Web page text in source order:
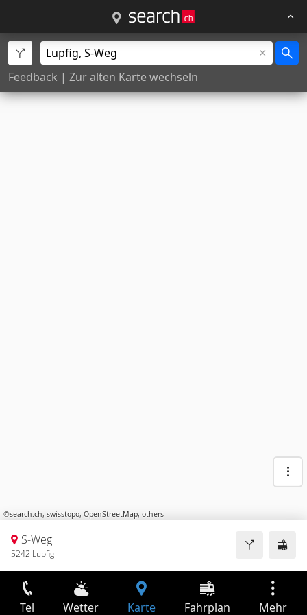
Feedback | Zur alten Karte wechseln
©search.ch, swisstopo, OpenStreetMap, others
S-Weg
5242 Lupfig
Tel Wetter Karte Fahrplan Mehr